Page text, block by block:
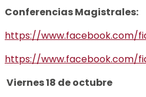
Conferencias Magistrales:
https://www.facebook.com/
https://www.facebook.com/
Viernes 18 de octubre